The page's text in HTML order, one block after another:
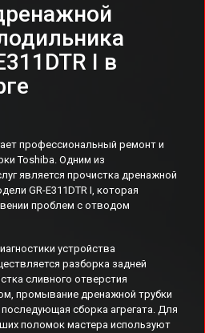
I в
профессиональный ремонт и
Toshiba. Одним из
является прочистка дренажной
GR-E311DTR I, которая
проблем с отводом
устройства
разборка задней
сливного отверстия
промывание дренажной трубки
сборка агрегата. Для
поломок мастера используют